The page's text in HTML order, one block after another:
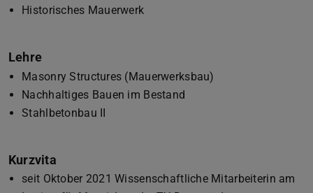
Historisches Mauerwerk
Lehre
Masonry Structures (Mauerwerksbau)
Nachhaltiges Bauen im Bestand
Stahlbetonbau II
Kurzvita
seit Oktober 2021 Wissenschaftliche Mitarbeiterin am